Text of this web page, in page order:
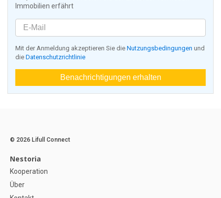
Immobilien erfährt
Mit der Anmeldung akzeptieren Sie die Nutzungsbedingungen und
die Datenschutzrichtlinie
Benachrichtigungen erhalten
© 2026 Lifull Connect
Nestoria
Kooperation
Über